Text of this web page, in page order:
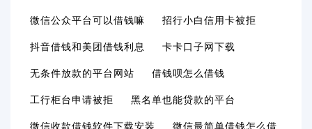
微信公众平台可以借钱嘛 招行小白信用卡被拒
抖音借钱和美团借钱利息 卡卡口子网下载
无条件放款的平台网站 借钱呗怎么借钱
工行柜台申请被拒 黑名单也能贷款的平台
微信收款借钱软件下载安装 微信最简单借钱怎么借